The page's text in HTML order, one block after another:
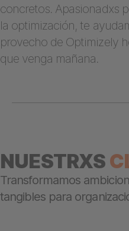
concretos. Apasionadxs
la optimización, te
provecho de Optimizely
que venga mañana.
NUESTRXS
Transformamos
tangibles para